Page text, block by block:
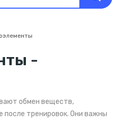
-
обмен веществ,
после тренировок. Они важны
поскольку помогают